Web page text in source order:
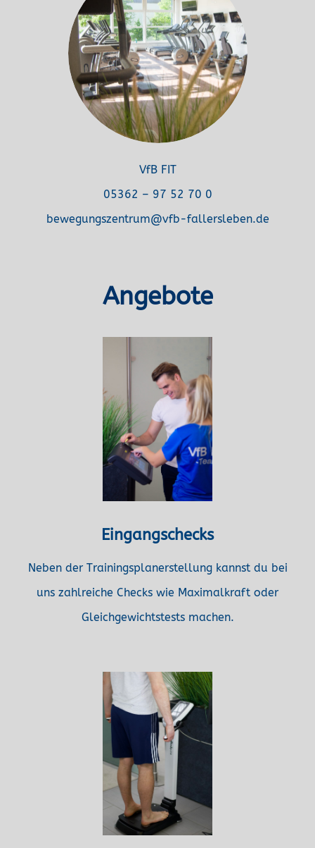
VfB FIT
05362 – 97 52 70 0
bewegungszentrum@vfb-fallersleben.de
Angebote
Eingangschecks
Neben der Trainingsplanerstellung kannst du bei
uns zahlreiche Checks wie Maximalkraft oder
Gleichgewichtstests machen.